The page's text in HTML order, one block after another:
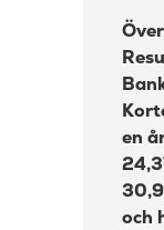
Påminnelseavgift:
en
och